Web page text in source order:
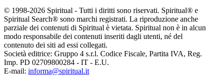
© 1998-2026 Spiritual - Tutti i diritti sono riservati. Spiritual® e
Spiritual Search® sono marchi registrati. La riproduzione anche
parziale dei contenuti di Spiritual è vietata. Spiritual non è in alcun
modo responsabile dei contenuti inseriti dagli utenti, né del
contenuto dei siti ad essi collegati.
Società editrice: Gruppo 4 s.r.l. Codice Fiscale, Partita IVA, Reg.
Imp. PD 02709800284 - IT - E.U.
E-mail: informa@spiritual.it